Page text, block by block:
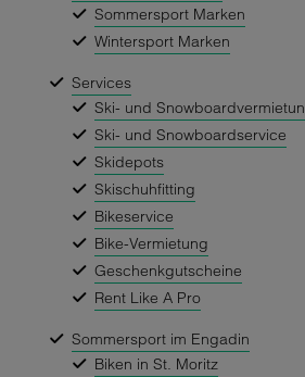
Sommersport Marken
Wintersport Marken
Services
Ski- und
Ski- und Snowboardservice
Skidepots
Skischuhfitting
Bikeservice
Bike-Vermietung
Geschenkgutscheine
Rent Like A Pro
Sommersport im Engadin
Biken in St. Moritz